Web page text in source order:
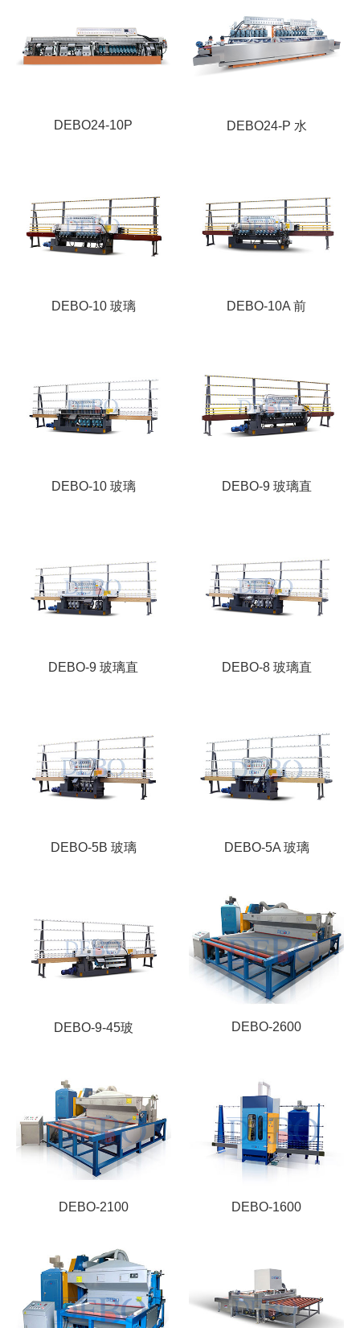
DEBO24-10P DEBO24-P 水
DEBO-10 玻璃 DEBO-10A 前
DEBO-10 玻璃 DEBO-9 玻璃直
DEBO-9 玻璃直 DEBO-8 玻璃直
DEBO-5B 玻璃 DEBO-5A 玻璃
DEBO-9-45玻 DEBO-2600
DEBO-2100 DEBO-1600